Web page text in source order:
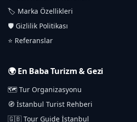
🏷️ Marka Özellikleri
🛡️ Gizlilik Politikası
⭐ Referanslar
🌍 En Baba Turizm & Gezi
🗺️ Tur Organizasyonu
🧭 İstanbul Turist Rehberi
🇬🇧 Tour Guide İstanbul